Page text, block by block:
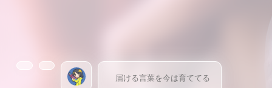
届ける言葉を今は育ててる